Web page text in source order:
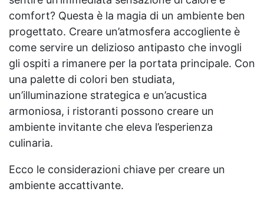
comfort? Questa è la magia di un ambiente ben
progettato. Creare un’atmosfera accogliente è
come servire un delizioso antipasto che invogli
gli ospiti a rimanere per la portata principale. Con
una palette di colori ben studiata,
un’illuminazione strategica e un’acustica
armoniosa, i ristoranti possono creare un
ambiente invitante che eleva l’esperienza
culinaria.
Ecco le considerazioni chiave per creare un
ambiente accattivante.